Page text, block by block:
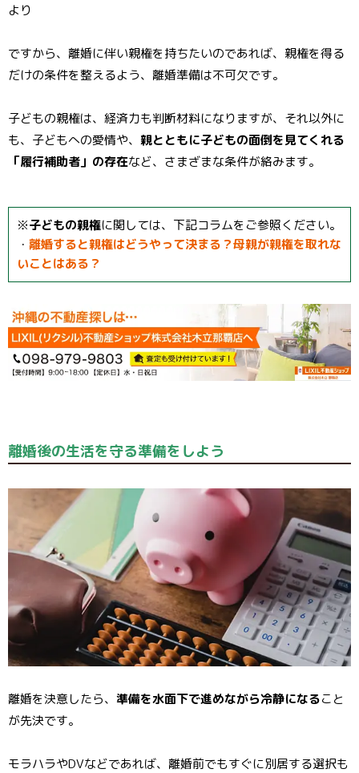
より
ですから、離婚に伴い親権を持ちたいのであれば、親権を得る
だけの条件を整えるよう、離婚準備は不可欠です。
子どもの親権は、経済力も判断材料になりますが、それ以外に
も、子どもへの愛情や、 親とともに子どもの面倒を見てくれる
「履行補助者」の存在など、さまざまな条件が絡みます。
※子どもの親権に関しては、下記コラムをご参照ください。
・ 離婚すると親権はどうやって決まる？母親が親権を取れな
いことはある？
離婚後の生活を守る準備をしよう
離婚を決意したら、 準備を水面下で進めながら冷静になること
が先決です。
モラハラやDVなどであれば、離婚前でもすぐに別居する選択も